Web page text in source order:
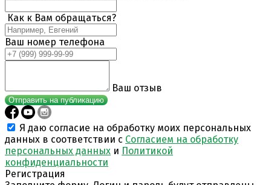
Как к Вам обращаться?
Ваш номер телефона
Ваш отзыв
Отправить на публикацию
Я даю согласие на обработку моих персональных
данных в соответствии с Согласием на обработку
персональных данных и Политикой
конфиденциальности
Регистрация